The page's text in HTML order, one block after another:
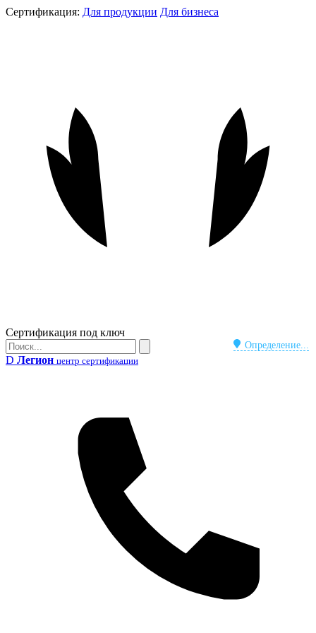
Сертификация: Для продукции Для бизнеса
Бейдж
Сертификация под ключ
Определение...
Поиск
Поиск
D Легион центр сертификации